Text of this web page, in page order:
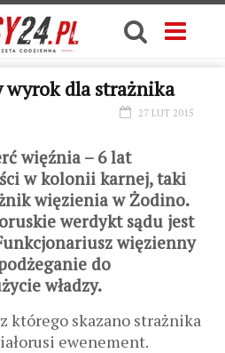
wyrok dla strażnika
27 LUT 2015
więźnia – 6 lat
w kolonii karnej, taki
więzienia w Żodino.
werdykt sądu jest
więzienny
do
władzy.
którego skazano strażnika
ewenement.